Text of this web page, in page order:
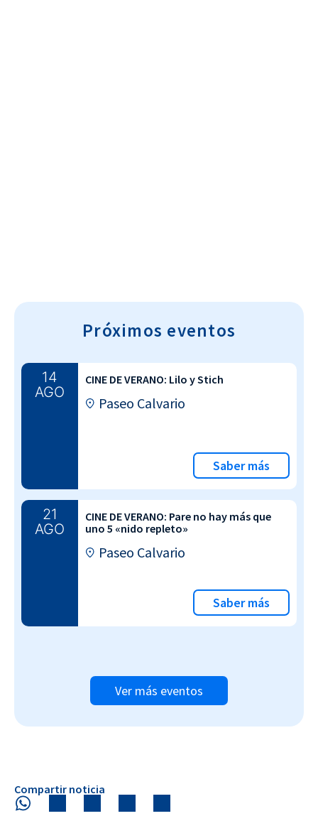
Próximos eventos
14
AGO
CINE DE VERANO: Lilo y Stich
Paseo Calvario
Saber más
21
AGO
CINE DE VERANO: Pare no hay más que
uno 5 «nido repleto»
Paseo Calvario
Saber más
Ver más eventos
Compartir noticia